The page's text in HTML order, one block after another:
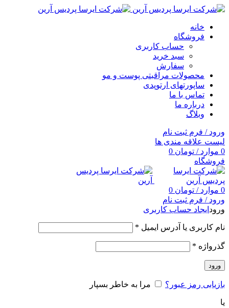
خانه
فروشگاه
حساب کاربری
سبد خرید
سفارش
محصولات مراقبتی پوست و مو
ساپورتهای ارتوپدی
تماس با ما
درباره ما
وبلاگ
ورود / فرم ثبت نام
لیست علاقه مندی ها
0 موارد / تومان
فروشگاه
0 موارد / تومان
ورود / فرم ثبت نام
ورود ایجاد حساب کاربری
نام کاربری یا آدرس ایمیل *
گذرواژه *
ورود
بازیابی رمز عبور؟ مرا به خاطر بسپار
یا